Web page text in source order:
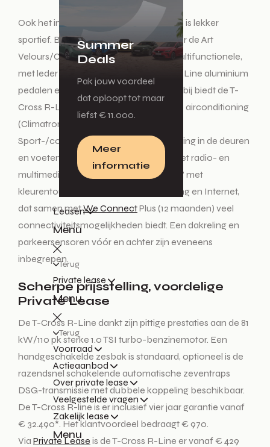
Summer
Deals
Pak jouw voordeel
dat oploopt tot maar
liefst € 11.000.
Meer
informatie
Leasen
Menu
Terug
Private lease
Menu
Terug
Voorraad
Actieaanbod
Over private lease
Veelgestelde vragen
Zakelijk lease
Menu
Ook het interieur van de T-Cross R-Line is lekker
sportief. Blikvangers zijn hier onder meer de Art
Velours/Carbon Flag-bekleding, het multifunctionele,
met leder beklede R-Line sportstuur, R-Line aluminium
pedalen en een zwarte dakhemel. Daarbij biedt de T-
Cross R-Line de luxe van automatische airconditioning
(Climatronic), in hoogte verstelbare
Sport-/comfortstoelen en sfeerverlichting in de deuren
en voetenruimte. Tevens standaard is het radio- en
multimediasysteem ‘Ready to Discover’ met
kleurentouchscreen (16,5 cm), Streaming en Internet,
dat samen metWe ConnectPlus (12 maanden) veel
connectiviteitsmogelijkheden biedt. Een dakreling en
parkeersensoren vóór en achter zijn eveneens
inbegrepen.
Scherpe prijsstelling, voordelige
Private Lease
De T-Cross R-Line dankt zijn pittige prestaties aan de 81
kW/110 pk sterke 1.0 TSI turbo-benzinemotor. Een
handgeschakelde zesbak is standaard, optioneel is de
razendsnel schakelende automatische zeventraps
DSG-transmissie met dubbele koppeling beschikbaar.
De T-Cross R-line is er inclusief vier jaar garantie vanaf
€ 32.490*. Het klantvoordeel bedraagt € 970.
Via Private Lease is de T-Cross R-Line er vanaf € 429